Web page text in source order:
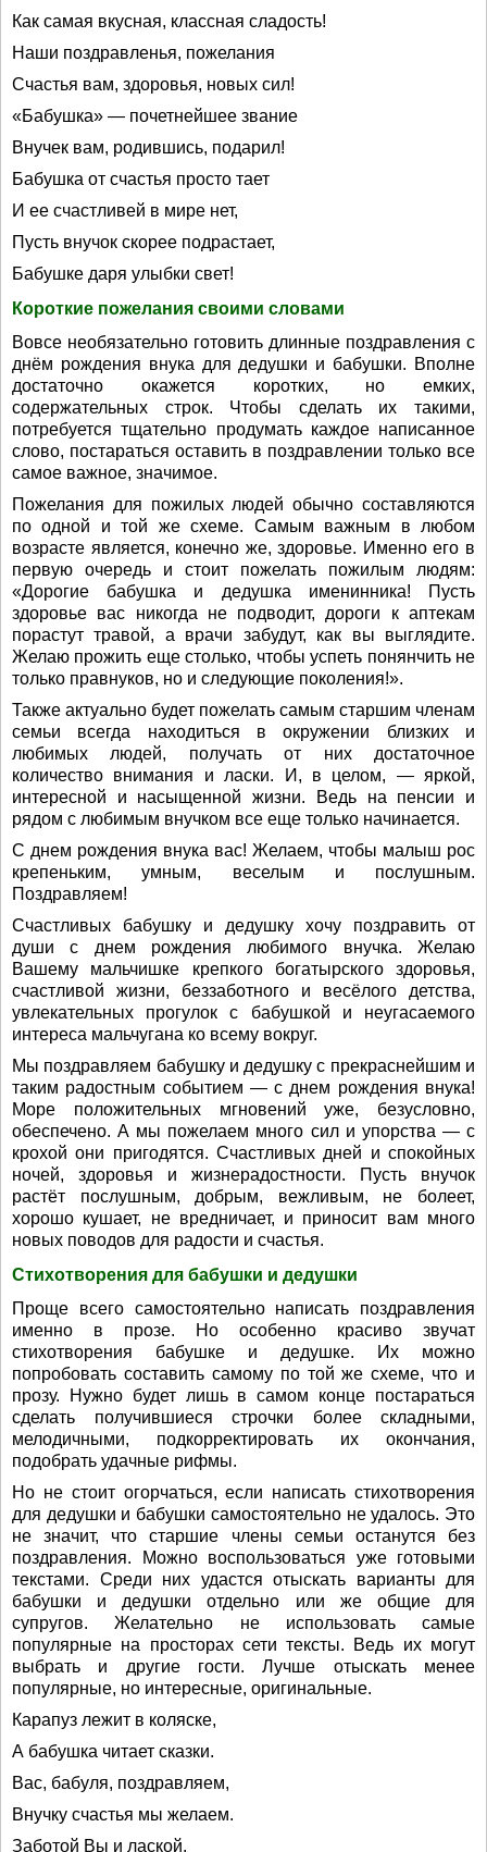
Как самая вкусная, классная сладость!
Наши поздравленья, пожелания
Счастья вам, здоровья, новых сил!
«Бабушка» — почетнейшее звание
Внучек вам, родившись, подарил!
Бабушка от счастья просто тает
И ее счастливей в мире нет,
Пусть внучок скорее подрастает,
Бабушке даря улыбки свет!
Короткие пожелания своими словами
Вовсе необязательно готовить длинные поздравления с
днём рождения внука для дедушки и бабушки. Вполне
достаточно окажется коротких, но емких,
содержательных строк. Чтобы сделать их такими,
потребуется тщательно продумать каждое написанное
слово, постараться оставить в поздравлении только все
самое важное, значимое.
Пожелания для пожилых людей обычно составляются
по одной и той же схеме. Самым важным в любом
возрасте является, конечно же, здоровье. Именно его в
первую очередь и стоит пожелать пожилым людям:
«Дорогие бабушка и дедушка именинника! Пусть
здоровье вас никогда не подводит, дороги к аптекам
порастут травой, а врачи забудут, как вы выглядите.
Желаю прожить еще столько, чтобы успеть понянчить не
только правнуков, но и следующие поколения!».
Также актуально будет пожелать самым старшим членам
семьи всегда находиться в окружении близких и
любимых людей, получать от них достаточное
количество внимания и ласки. И, в целом, — яркой,
интересной и насыщенной жизни. Ведь на пенсии и
рядом с любимым внучком все еще только начинается.
С днем рождения внука вас! Желаем, чтобы малыш рос
крепеньким, умным, веселым и послушным.
Поздравляем!
Счастливых бабушку и дедушку хочу поздравить от
души с днем рождения любимого внучка. Желаю
Вашему мальчишке крепкого богатырского здоровья,
счастливой жизни, беззаботного и весёлого детства,
увлекательных прогулок с бабушкой и неугасаемого
интереса мальчугана ко всему вокруг.
Мы поздравляем бабушку и дедушку с прекраснейшим и
таким радостным событием — с днем рождения внука!
Море положительных мгновений уже, безусловно,
обеспечено. А мы пожелаем много сил и упорства — с
крохой они пригодятся. Счастливых дней и спокойных
ночей, здоровья и жизнерадостности. Пусть внучок
растёт послушным, добрым, вежливым, не болеет,
хорошо кушает, не вредничает, и приносит вам много
новых поводов для радости и счастья.
Стихотворения для бабушки и дедушки
Проще всего самостоятельно написать поздравления
именно в прозе. Но особенно красиво звучат
стихотворения бабушке и дедушке. Их можно
попробовать составить самому по той же схеме, что и
прозу. Нужно будет лишь в самом конце постараться
сделать получившиеся строчки более складными,
мелодичными, подкорректировать их окончания,
подобрать удачные рифмы.
Но не стоит огорчаться, если написать стихотворения
для дедушки и бабушки самостоятельно не удалось. Это
не значит, что старшие члены семьи останутся без
поздравления. Можно воспользоваться уже готовыми
текстами. Среди них удастся отыскать варианты для
бабушки и дедушки отдельно или же общие для
супругов. Желательно не использовать самые
популярные на просторах сети тексты. Ведь их могут
выбрать и другие гости. Лучше отыскать менее
популярные, но интересные, оригинальные.
Карапуз лежит в коляске,
А бабушка читает сказки.
Вас, бабуля, поздравляем,
Внучку счастья мы желаем.
Заботой Вы и лаской,